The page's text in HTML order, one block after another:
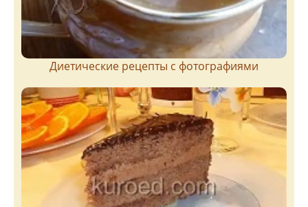
Диетические рецепты с фотографиями